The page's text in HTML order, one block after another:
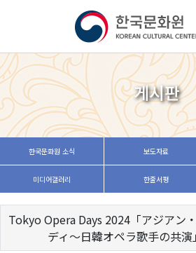
게시판
한국문화원 소식 보도자료
미디어갤러리 한줄서평
Tokyo Opera Days 2024「アジアン
ディ～日韓オペラ歌手の共演」